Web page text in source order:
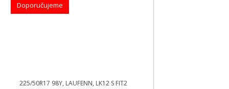
Doporučujeme
225/50R17 98Y, LAUFENN, LK12 S FIT2